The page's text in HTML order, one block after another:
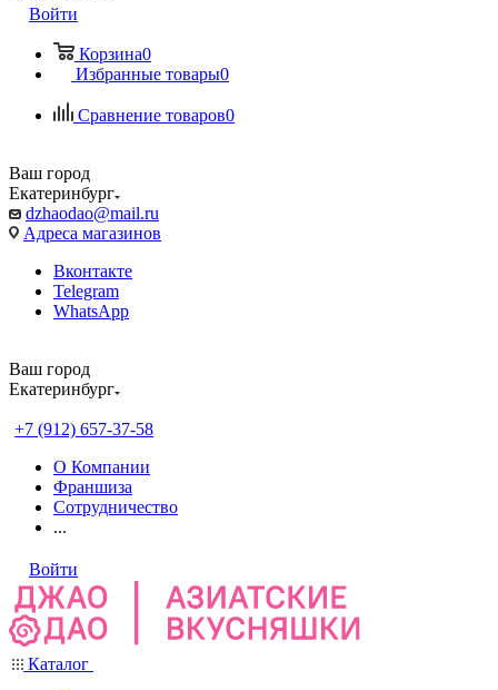
Войти
Корзина0
Избранные товары0
Сравнение товаров0
Ваш город
Екатеринбург
dzhaodao@mail.ru
Адреса магазинов
Вконтакте
Telegram
WhatsApp
Ваш город
Екатеринбург
+7 (912) 657-37-58
О Компании
Франшиза
Сотрудничество
...
Войти
Каталог